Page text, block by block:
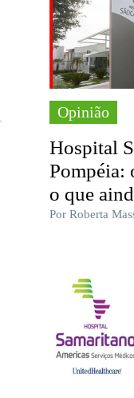
Opinião
Hospital
Pompéia:
o que
Por Roberta